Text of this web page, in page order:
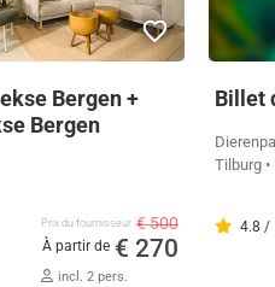
Bergen +
Bergen
Prix ​​du fournisseur € 500
À partir de € 270
incl. 2 pers.
Billet
Tilburg
4.8 /